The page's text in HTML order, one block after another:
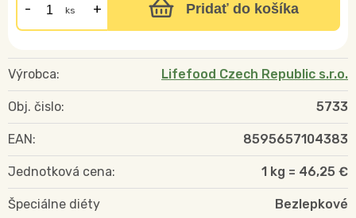
ks Pridať do košíka
Výrobca: Lifefood Czech Republic s.r.o.
Obj. čislo: 5733
EAN: 8595657104383
Jednotková cena: 1 kg = 46,25 €
Špeciálne diéty Bezlepkové